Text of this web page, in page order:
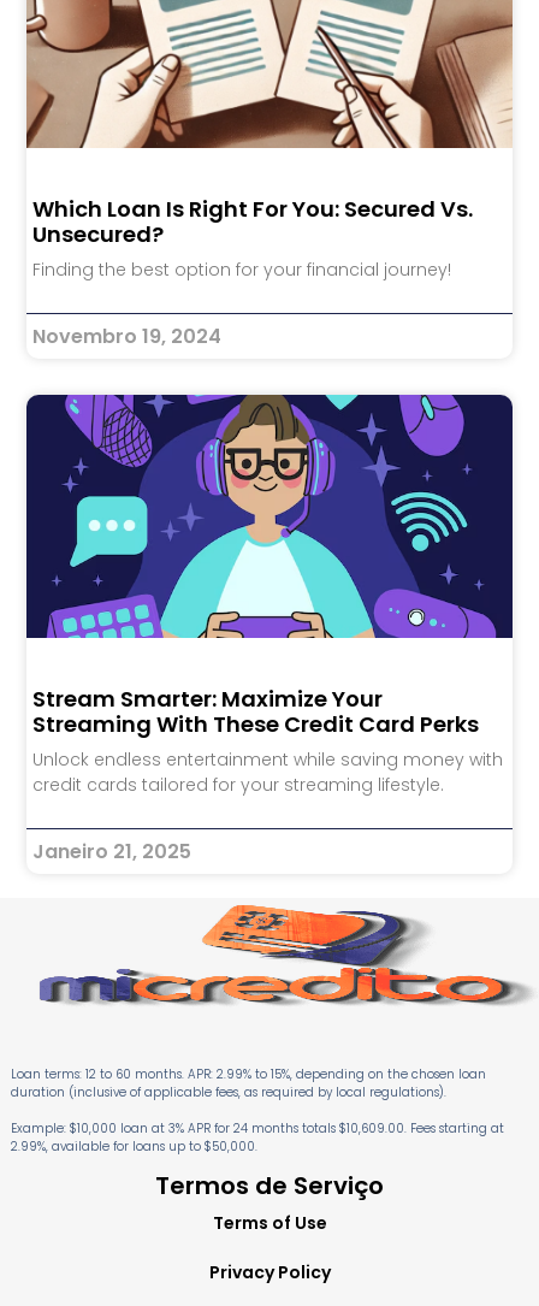
Which Loan Is Right For You: Secured Vs.
Unsecured?
Finding the best option for your financial journey!
Novembro 19, 2024
Stream Smarter: Maximize Your
Streaming With These Credit Card Perks
Unlock endless entertainment while saving money with
credit cards tailored for your streaming lifestyle.
Janeiro 21, 2025
Loan terms: 12 to 60 months. APR: 2.99% to 15%, depending on the chosen loan
duration (inclusive of applicable fees, as required by local regulations).
Example: $10,000 loan at 3% APR for 24 months totals $10,609.00. Fees starting at
2.99%, available for loans up to $50,000.
Termos de Serviço
Terms of Use
Privacy Policy